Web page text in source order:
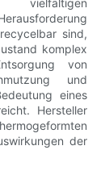
sind,
komplex
von
und
eines
Hersteller
der